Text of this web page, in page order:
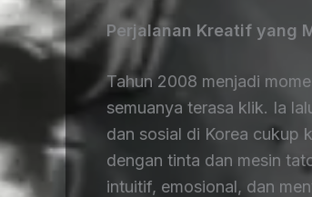
Perjalanan Kreatif yang
Tahun 2008 menjadi
semuanya terasa klik. Ia
dan sosial di Korea cukup
dengan tinta dan mesin
intuitif, emosional, dan